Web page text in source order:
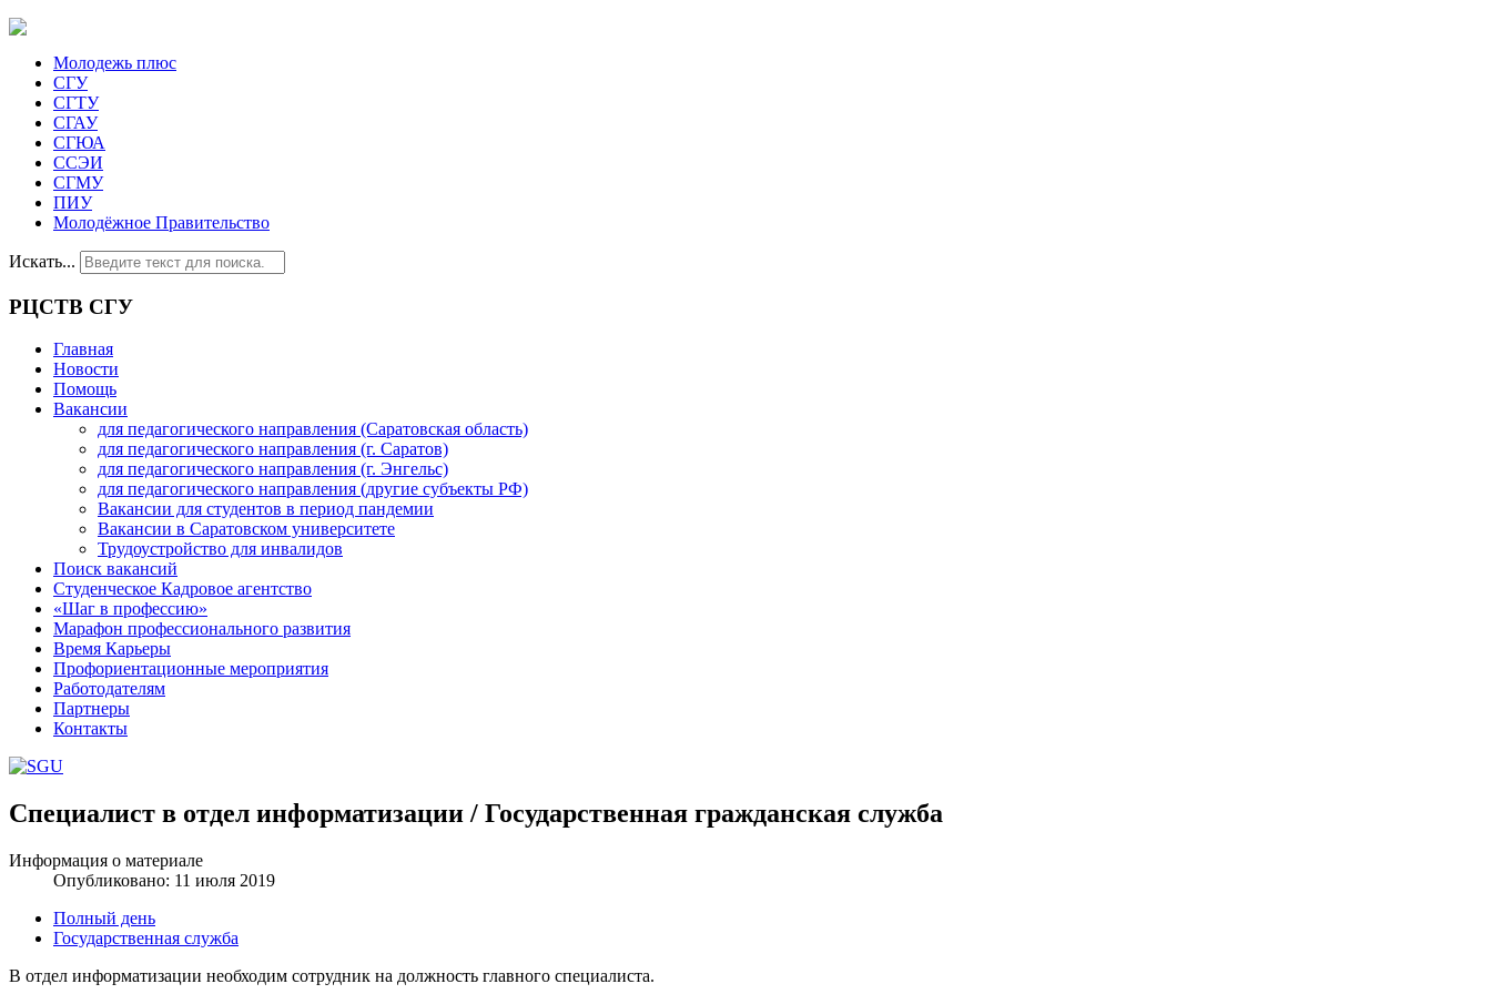
Молодежь плюс
СГУ
СГТУ
СГАУ
СГЮА
ССЭИ
СГМУ
ПИУ
Молодёжное Правительство
Искать...
РЦСТВ СГУ
Главная
Новости
Помощь
Вакансии
для педагогического направления (Саратовская область)
для педагогического направления (г. Саратов)
для педагогического направления (г. Энгельс)
для педагогического направления (другие субъекты РФ)
Вакансии для студентов в период пандемии
Вакансии в Саратовском университете
Трудоустройство для инвалидов
Поиск вакансий
Студенческое Кадровое агентство
«Шаг в профессию»
Марафон профессионального развития
Время Карьеры
Профориентационные мероприятия
Работодателям
Партнеры
Контакты
Шаблоны Joomla 3 здесь:http://www.joomla3x.ru/joomla3-templates.html
Специалист в отдел информатизации / Государственная гражданская служба
Информация о материале
Опубликовано: 11 июля 2019
Полный день
Государственная служба
В отдел информатизации необходим сотрудник на должность главного специалиста.